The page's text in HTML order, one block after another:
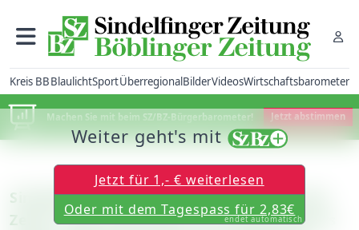
Kreis BBBlaulichtSportÜberregionalBilderVideosWirtschaftsbarometer
Machen Sie mit beim SZ/BZ-Bürgerbarometer! Jetzt abstimmen
Sindelfingen: Der Kurzfilm "Zwischen den
Zeiten" des 20-jährigen Nachwuchsfilmers
Weiter geht's mit
Jetzt für 1,- € weiterlesen
Oder mit dem Tagespass für 2,83€
endet automatisch